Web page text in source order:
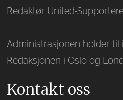
Redaktør United-
Administrasjonen holder til
Redaksjonen i Oslo og
Kontakt oss